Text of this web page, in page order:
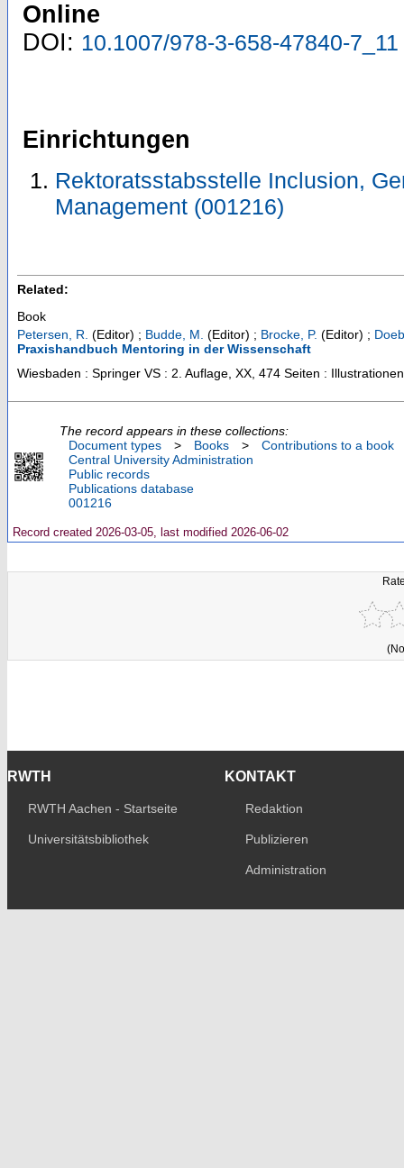
Online
DOI: 10.1007/978-3-658-47840-7_11
Einrichtungen
Rektoratsstabsstelle Inclusion,
Management (001216)
Related:
Book
Petersen, R. (Editor) ; Budde, M. (Editor) ; Brocke, P. (Editor) ;
Praxishandbuch Mentoring in der Wissenschaft
Wiesbaden : Springer VS : 2. Auflage, XX, 474 Seiten : Illustrationen
The record appears in these collections:
Document types
> Books >
Contributions to a book
Central University Administration
Public records
Publications database
001216
Record created 2026-03-05, last modified 2026-06-02
RWTH
RWTH Aachen - Startseite
Universitätsbibliothek
KONTAKT
Redaktion
Publizieren
Administration